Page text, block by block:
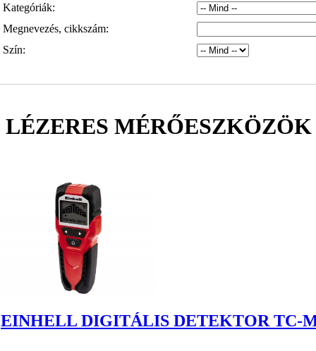
Kategóriák:
Megnevezés, cikkszám:
Szín:
LÉZERES
EINHELL DIGITÁLIS DETEKTOR TC-